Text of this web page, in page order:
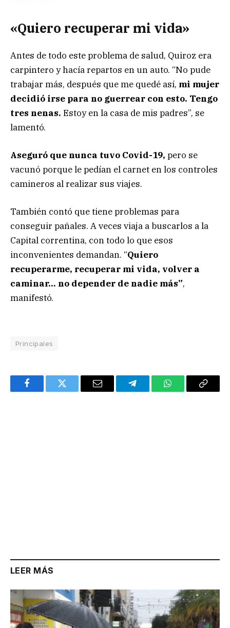
«Quiero recuperar mi vida»
Antes de todo este problema de salud, Quiroz era
carpintero y hacía repartos en un auto. “No pude
trabajar más, después que me quedé así, mi mujer
decidió irse para no guerrear con esto. Tengo
tres nenas. Estoy en la casa de mis padres”, se
lamentó.
Aseguró que nunca tuvo Covid-19, pero se
vacunó porque le pedían el carnet en los controles
camineros al realizar sus viajes.
También contó que tiene problemas para
conseguir pañales. A veces viaja a buscarlos a la
Capital correntina, con todo lo que esos
inconvenientes demandan. “Quiero
recuperarme, recuperar mi vida, volver a
caminar… no depender de nadie más”,
manifestó.
Principales
FacebookTwitter Email TelegramWhatsAppCopy
LEER MÁS